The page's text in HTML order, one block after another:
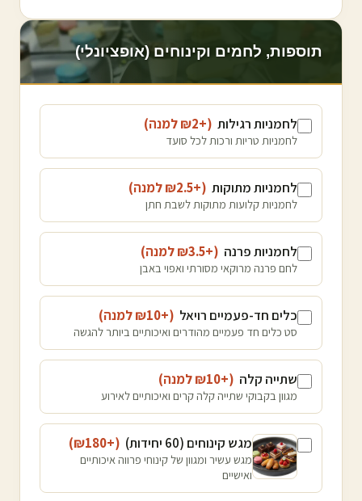
תוספות, לחמים וקינוחים (אופציונלי)
לחמניות רגילות (+₪
2 למנה)
לחמניות טריות ורכות לכל סועד
לחמניות מתוקות (+₪
2.5 למנה)
לחמניות קלועות מתוקות לשבת חתן
לחמניות פרנה (+₪
3.5 למנה)
לחם פרנה מרוקאי מסורתי ואפוי באבן
כלים חד-פעמיים רויאל (+₪
10 למנה)
סט כלים חד פעמיים מהודרים ואיכותיים ביותר להגשה
שתייה קלה (+₪
10 למנה)
מגוון בקבוקי שתייה קלה קרים ואיכותיים לאירוע
מגש קינוחים (60 יחידות) (+₪
180
)
מגש עשיר ומגוון של קינוחי פרווה איכותיים
ואישיים